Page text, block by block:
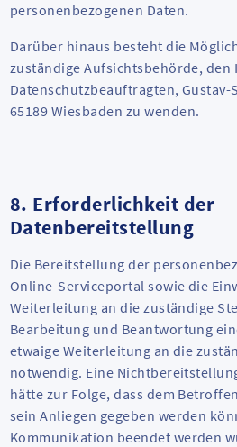
personenbezogenen Daten.
Darüber hinaus besteht die
zuständige Aufsichtsbehörde, den
Datenschutzbeauftragten, Gustav-
65189 Wiesbaden zu wenden.
8. Erforderlichkeit der
Datenbereitstellung
Die Bereitstellung der
Online-Serviceportal sowie die
Weiterleitung an die zuständige
Bearbeitung und Beantwortung
etwaige Weiterleitung an die
notwendig. Eine
hätte zur Folge, dass dem
sein Anliegen gegeben werden
Kommunikation beendet werden